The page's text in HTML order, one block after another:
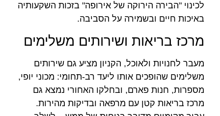
לכינוי "הבירה הירוקה של אירופה" בזכות השקעותיה
באיכות חיים ובשמירה על הסביבה.
מרכז בריאות ושירותים משלימים
מעבר לחנויות ולאוכל, הקניון מציע גם שירותים
משלימים שהופכים אותו ליעד רב-תחומי: מכוני יופי,
מספרות, חנות פארם, ובחלקו האחורי נמצא גם
מרכז בריאות קטן עם מרפאה ובדיקות מהירות.